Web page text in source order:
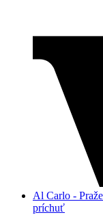
Al Carlo -
príchuť